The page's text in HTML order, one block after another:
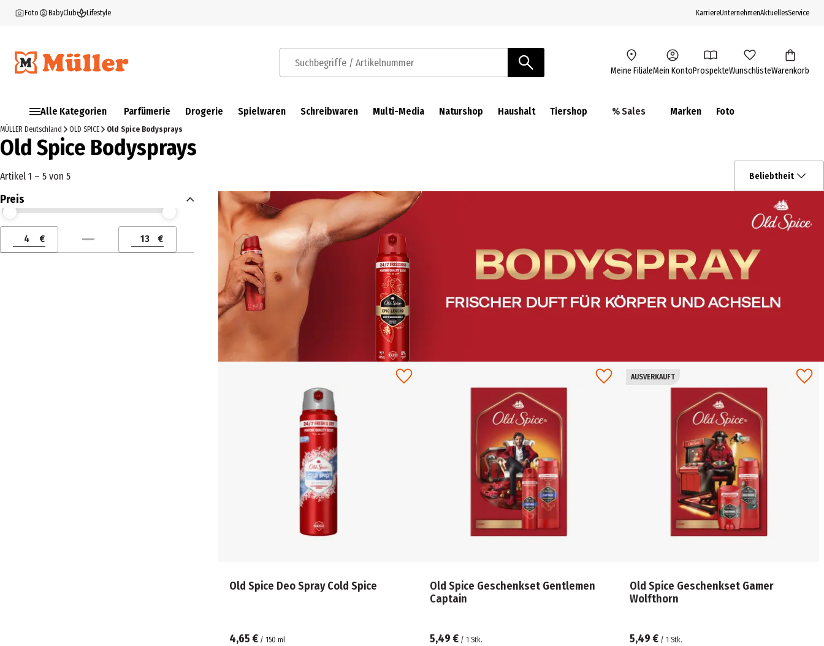
Foto BabyClub Lifestyle KarriereUnternehmenAktuellesService
Suchbegriffe / Artikelnummer Meine FilialeMein KontoProspekteWunschlisteWarenkorb
Alle Kategorien Parfümerie Drogerie Spielwaren Schreibwaren Multi-Media Naturshop Haushalt Tiershop % Sales Marken Foto
MÜLLER Deutschland OLD SPICE Old Spice Bodysprays
Old Spice Bodysprays
Artikel 1 – 5 von 5 Beliebtheit
Preis
Preis (€) ab
Preis (€) bis
Preis (€) ab
€
Preis (€) bis
€
Old Spice Deo Spray Cold Spice
4,65 € / 150 ml
Old Spice Geschenkset Gentlemen
Captain
5,49 €/ 1 Stk.
AUSVERKAUFT
Old Spice Geschenkset Gamer
Wolfthorn
5,49 € / 1 Stk.